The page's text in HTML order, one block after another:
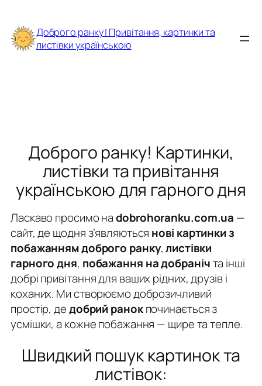
до
вмісту
Доброго ранку | Привітання, картинки та
листівки українською
Доброго ранку! Картинки,
листівки та привітання
українською для гарного дня
Ласкаво просимо наdobrohoranku.com.ua —
сайт, де щодня з’являються нові картинки з
побажанням доброго ранку,листівки
гарного дня, побажання на добранічта інші
добрі привітання для ваших рідних, друзів і
коханих. Ми створюємо доброзичливий
простір, дедобрий ранокпочинається з
усмішки, а кожне побажання — щире та тепле.
Швидкий пошук картинок та
листівок: